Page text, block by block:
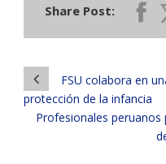
Share Post:
FSU colabora en
protección de la infancia
Profesionales